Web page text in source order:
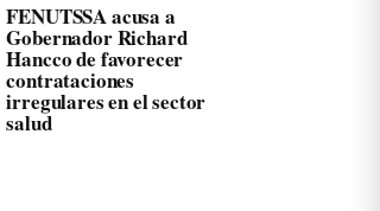
FENUTSSA acusa a
Gobernador Richard
Hancco de favorecer
contrataciones
irregulares en el sector
salud